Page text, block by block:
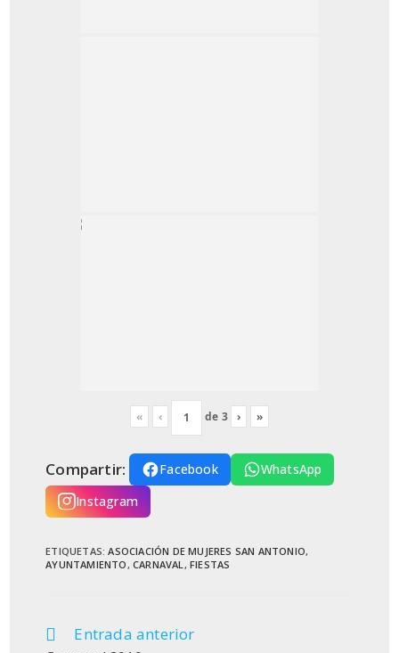
« ‹ de 3 › »
Compartir: Facebook
WhatsApp
Instagram
ETIQUETAS:ASOCIACIÓN DE MUJERES SAN ANTONIO,
AYUNTAMIENTO , CARNAVAL , FIESTAS
Leer
Entrada anterior